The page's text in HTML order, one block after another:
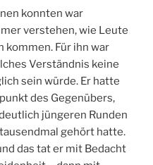
konnten war
verstehen, wie Leute
kommen. Für ihn war
Verständnis keine
sein würde. Er hatte
des Gegenübers,
jüngeren Runden
gehört hatte.
das tat er mit Bedacht